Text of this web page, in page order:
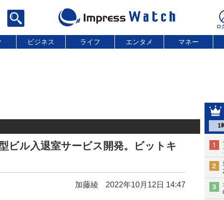
ビジネス ライフ エンタメ マネー
1
ビル入退室サービス開発。ビットキ
加藤綾 2022年10月12日 14:47